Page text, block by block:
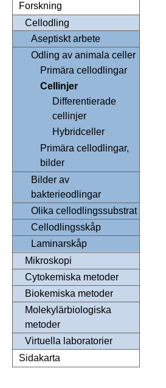
Forskning
Cellodling
Aseptiskt arbete
Odling av animala celler
Primära cellodlingar
Cellinjer
Differentierade
cellinjer
Hybridceller
Primära cellodlingar,
bilder
Bilder av
bakterieodlingar
Olika cellodlingssubstrat
Cellodlingsskåp
Laminarskåp
Mikroskopi
Cytokemiska metoder
Biokemiska metoder
Molekylärbiologiska
metoder
Virtuella laboratorier
Sidakarta